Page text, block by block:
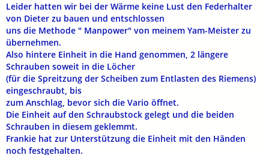
Leider hatten wir bei der Wärme keine Lust den Federhalter
von Dieter zu bauen und entschlossen
uns die Methode " Manpower" von meinem Yam-Meister zu
übernehmen.
Also hintere Einheit in die Hand genommen, 2 längere
Schrauben soweit in die Löcher
(für die Spreitzung der Scheiben zum Entlasten des Riemens)
eingeschraubt, bis
zum Anschlag, bevor sich die Vario öffnet.
Die Einheit auf den Schraubstock gelegt und die beiden
Schrauben in diesem geklemmt.
Frankie hat zur Unterstützung die Einheit mit den Händen
noch festgehalten.